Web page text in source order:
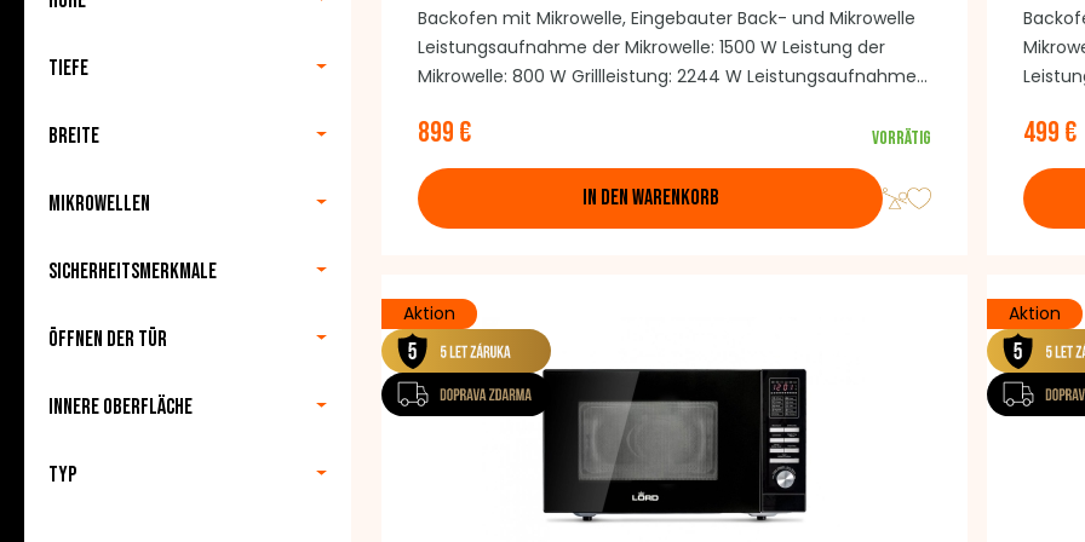
Tiefe
Breite
Mikrowellen
Sicherheitsmerkmale
Öffnen der Tür
Innere Oberfläche
Typ
Backofen mit Mikrowelle, Eingebauter Back- und Mikrowelle
Leistungsaufnahme der Mikrowelle: 1500 W Leistung der
Mikrowelle: 800 W Grillleistung: 2244 W Leistungsaufnahme
2880 W LED-Display Touch Bedienung 5 Garstufen 10
Heizarten 5 Mikrowellen Leistungsstufen 13
Automatikprogramme Kombiniertes konventionelles
Erhitzen mit Mikrowellen Schnelles Vorheizen Abmessungen
899 € Vorrätig
IN DEN WARENKORB
499 €
Aktion Aktion